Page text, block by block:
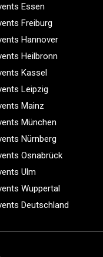
Essen
Freiburg
Hannover
Heilbronn
Kassel
Leipzig
Mainz
München
Nürnberg
Osnabrück
Ulm
Wuppertal
Deutschland